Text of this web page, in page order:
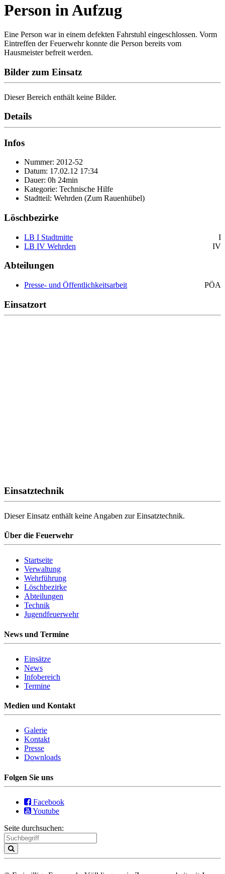
Person in Aufzug
Eine Person war in einem defekten Fahrstuhl eingeschlossen. Vorm
Eintreffen der Feuerwehr konnte die Person bereits vom
Hausmeister befreit werden.
Bilder zum Einsatz
Dieser Bereich enthält keine Bilder.
Details
Infos
Nummer: 2012-52
Datum: 17.02.12 17:34
Dauer: 0h 24min
Kategorie: Technische Hilfe
Stadtteil: Wehrden (Zum Rauenhübel)
Löschbezirke
LB I Stadtmitte
I
LB IV Wehrden
IV
Abteilungen
Presse- und Öffentlichkeitsarbeit PÖA
Einsatzort
Einsatztechnik
Dieser Einsatz enthält keine Angaben zur Einsatztechnik.
Über die Feuerwehr
Startseite
Verwaltung
Wehrführung
Löschbezirke
Abteilungen
Technik
Jugendfeuerwehr
News und Termine
Einsätze
News
Infobereich
Termine
Medien und Kontakt
Galerie
Kontakt
Presse
Downloads
Folgen Sie uns
Facebook
Youtube
Seite durchsuchen: